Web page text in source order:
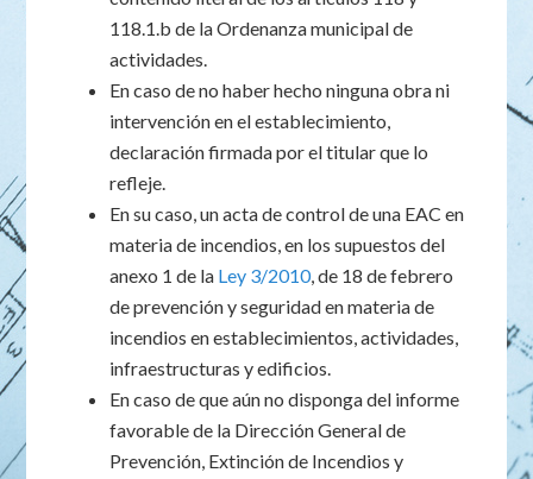
118.1.b de la Ordenanza municipal de
actividades.
En caso de no haber hecho ninguna obra ni
intervención en el establecimiento,
declaración firmada por el titular que lo
refleje.
En su caso, un acta de control de una EAC en
materia de incendios, en los supuestos del
anexo 1 de la Ley 3/2010, de 18 de febrero
de prevención y seguridad en materia de
incendios en establecimientos, actividades,
infraestructuras y edificios.
En caso de que aún no disponga del informe
favorable de la Dirección General de
Prevención, Extinción de Incendios y